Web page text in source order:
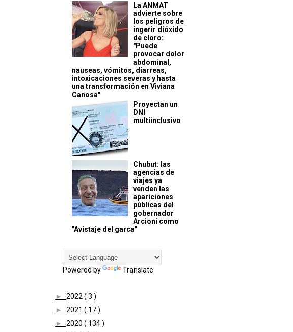
La ANMAT
advierte sobre
los peligros de
ingerir dióxido
de cloro:
"Puede
provocar dolor
abdominal,
nauseas, vómitos, diarreas,
intoxicaciones severas y hasta
una transformación en Viviana
Canosa"
Proyectan un
DNI
multiinclusivo
Chubut: las
agencias de
viajes ya
venden las
apariciones
públicas del
gobernador
Arcioni como
"Avistaje del garca"
Powered by Translate
► 2022 ( 3 )
► 2021 ( 17 )
► 2020 ( 134 )